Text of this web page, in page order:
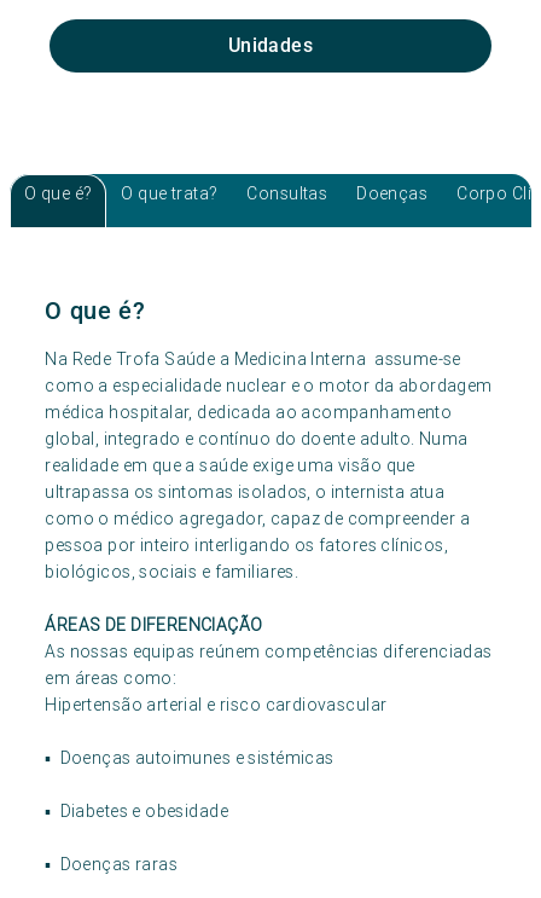
Unidades
O que é? O que trata? Consultas Doenças Corpo
O que é?
Na Rede Trofa Saúde a Medicina Interna assume-se
como a especialidade nuclear e o motor da abordagem
médica hospitalar, dedicada ao acompanhamento
global, integrado e contínuo do doente adulto. Numa
realidade em que a saúde exige uma visão que
ultrapassa os sintomas isolados, o internista atua
como o médico agregador, capaz de compreender a
pessoa por inteiro interligando os fatores clínicos,
biológicos, sociais e familiares.
ÁREAS DE DIFERENCIAÇÃO
As nossas equipas reúnem competências diferenciadas
em áreas como:
Hipertensão arterial e risco cardiovascular
▪ Doenças autoimunes e sistémicas
▪ Diabetes e obesidade
▪ Doenças raras